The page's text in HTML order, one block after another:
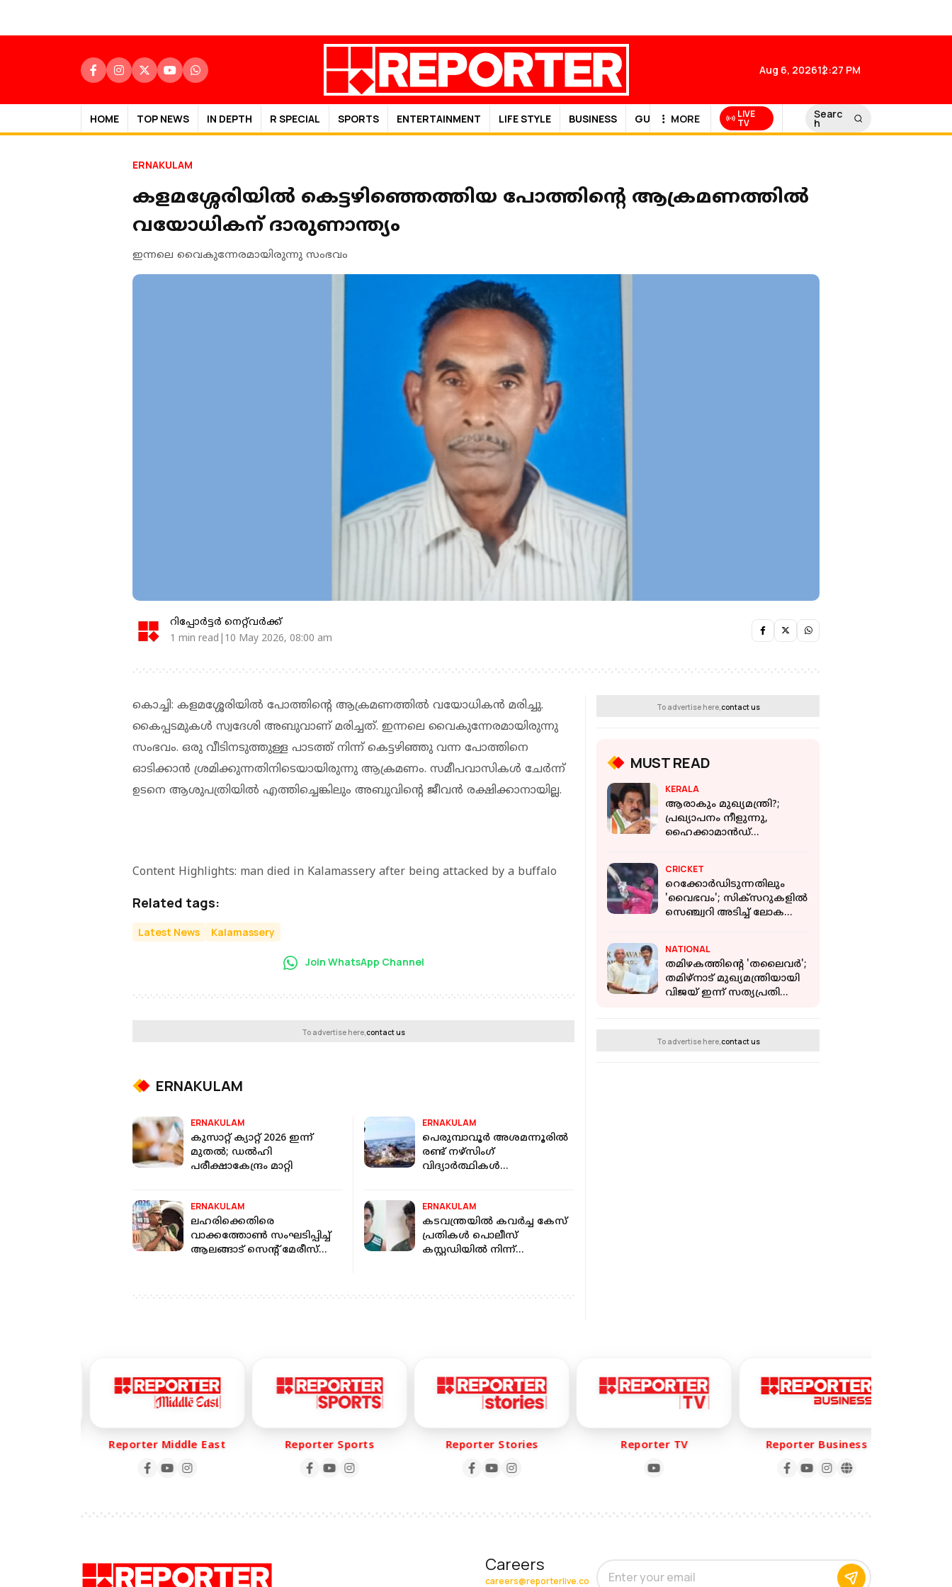
Aug 6, 202612:27 PM
HOME TOP NEWS IN DEPTH R SPECIAL SPORTS ENTERTAINMENT LIFE STYLE BUSINESS GULF NEWS
MORE LIVE
TV
Searc
h
ERNAKULAM
കളമശ്ശേരിയില്‍ കെട്ടഴിഞ്ഞെത്തിയ പോത്തിന്റെ ആക്രമണത്തില്‍
വയോധികന് ദാരുണാന്ത്യം
ഇന്നലെ വൈകുന്നേരമായിരുന്നു സംഭവം
റിപ്പോർട്ടർ നെറ്റ്‌വര്‍ക്ക്‌
1 min read|10 May 2026, 08:00 am
കൊച്ചി: കളമശ്ശേരിയില്‍ പോത്തിന്റെ ആക്രമണത്തില്‍ വയോധികന്‍ മരിച്ചു.
കൈപ്പടമുകള്‍ സ്വദേശി അബുവാണ് മരിച്ചത്. ഇന്നലെ വൈകുന്നേരമായിരുന്നു
സംഭവം. ഒരു വീടിനടുത്തുള്ള പാടത്ത് നിന്ന് കെട്ടഴിഞ്ഞു വന്ന പോത്തിനെ
ഓടിക്കാന്‍ ശ്രമിക്കുന്നതിനിടെയായിരുന്നു ആക്രമണം. സമീപവാസികള്‍ ചേര്‍ന്ന്
ഉടനെ ആശുപത്രിയില്‍ എത്തിച്ചെങ്കിലും അബുവിന്റെ ജീവന്‍ രക്ഷിക്കാനായില്ല.
Content Highlights: man died in Kalamassery after being attacked by a buffalo
Related tags:
Latest News Kalamassery
Join WhatsApp Channel
To advertise here,contact us
ERNAKULAM
ERNAKULAM
കുസാറ്റ് ക്യാറ്റ് 2026 ഇന്ന്
മുതൽ; ഡൽഹി
പരീക്ഷാകേന്ദ്രം മാറ്റി
ERNAKULAM
പെരുമ്പാവൂർ അശമന്നൂരിൽ
രണ്ട് നഴ്സിംഗ്
വിദ്യാർത്ഥികൾ
ERNAKULAM
ലഹരിക്കെതിരെ
വാക്കത്തോൺ സംഘടിപ്പിച്ച്
ആലങ്ങാട് സെന്റ് മേരീസ്
ERNAKULAM
കടവന്ത്രയിൽ കവർച്ച കേസ്
പ്രതികൾ പൊലീസ്
കസ്റ്റഡിയിൽ നിന്ന്
To advertise here, contact us
MUST READ
KERALA
ആരാകും മുഖ്യമന്ത്രി?;
പ്രഖ്യാപനം നീളുന്നു,
ഹൈക്കാമാന്‍ഡ്
CRICKET
റെക്കോർഡിടുന്നതിലും
'വൈഭവം'; സിക്സറുകളിൽ
സെഞ്ച്വറി അടിച്ച് ലോക
NATIONAL
തമിഴകത്തിന്റെ 'തലൈവര്‍';
തമിഴ്‌നാട് മുഖ്യമന്ത്രിയായി
വിജയ് ഇന്ന് സത്യപ്രതിജ്ഞ
To advertise here, contact us
Reporter Middle East Reporter Sports Reporter Stories Reporter TV Reporter Business
Careers
careers@reporterlive.co